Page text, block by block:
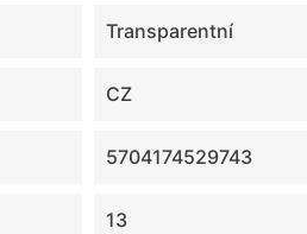
Transparentní
CZ
5704174529743
13